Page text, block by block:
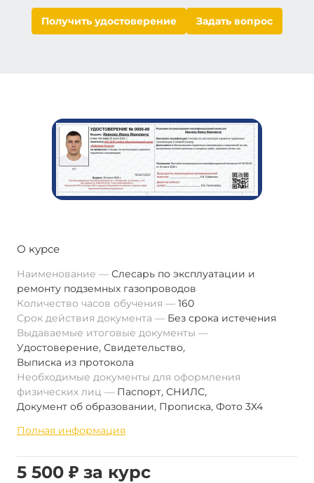
Получить удостоверение Задать вопрос
О курсе
Наименование
Слесарь по эксплуатации и
ремонту подземных газопроводов
Количество часов обучения
160
Срок действия документа
Без срока истечения
Выдаваемые итоговые документы
Удостоверение, Свидетельство,
Выписка из протокола
Необходимые документы для оформления
физических лиц
Паспорт, СНИЛС,
Документ об образовании, Прописка, Фото 3Х4
Полная информация
5 500 ₽ за курс